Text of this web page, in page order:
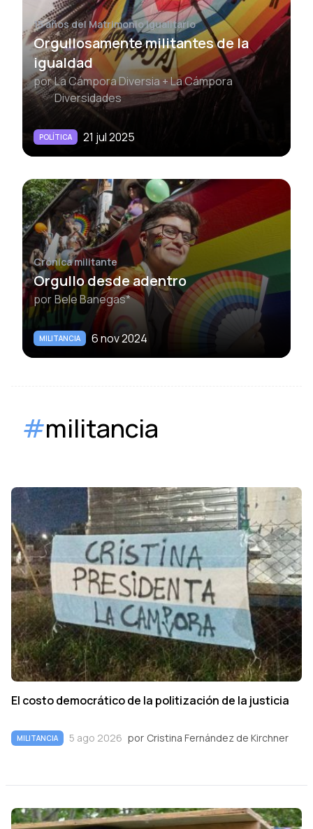
15 años del Matrimonio Igualitario
Orgullosamente militantes de la
igualdad
porLa Cámpora Diversia + La Cámpora
Diversidades
POLÍTICA 21 jul 2025
Crónica militante
Orgullo desde adentro
porBele Banegas*
MILITANCIA 6 nov 2024
#militancia
El costo democrático de la politización de la justicia
MILITANCIA 5 ago 2026 por Cristina Fernández de Kirchner